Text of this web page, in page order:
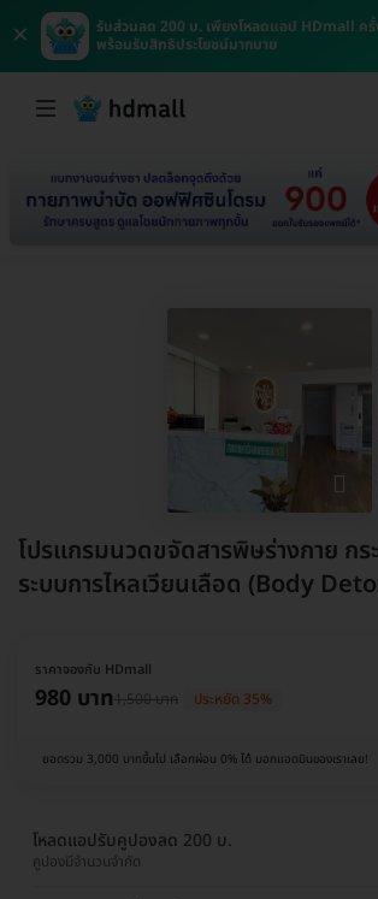
×
รับส่วนลด 200 บ. เพียงโหลดแอป HDmall ค
พร้อมรับสิทธิประโยชน์มากมาย
โปรแกรมนวดขจัดสารพิษร่างกาย กร
ระบบการไหลเวียนเลือด (Body
ราคาจองกับ HDmall
980 บาท1,500 บาท ประหยัด 35%
ยอดรวม 3,000 บาทขึ้นไป เลือกผ่อน 0% ได้ บอกแอดมินของเราเลย!
โหลดแอปรับคูปองลด 200 บ.
คูปองมีจำนวนจำกัด